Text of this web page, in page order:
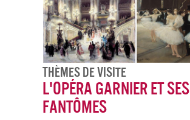
Thèmes De Visite
L'opéra Garnier et ses
fantômes